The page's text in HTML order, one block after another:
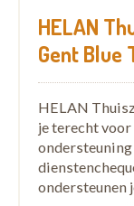
HELAN
Gent Blue
HELAN
je terecht
ondersteunen